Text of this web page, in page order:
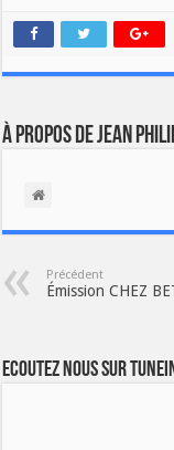
À propos de Jean
Précédent
Émission CHEZ
Ecoutez nous sur